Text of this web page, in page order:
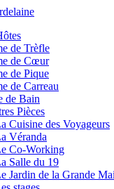
de Trèfle
de Cœur
de Pique
de Carreau
de Bain
Pièces
Cuisine des Voyageurs
Véranda
Co-Working
Salle du 19
Jardin de la Grande